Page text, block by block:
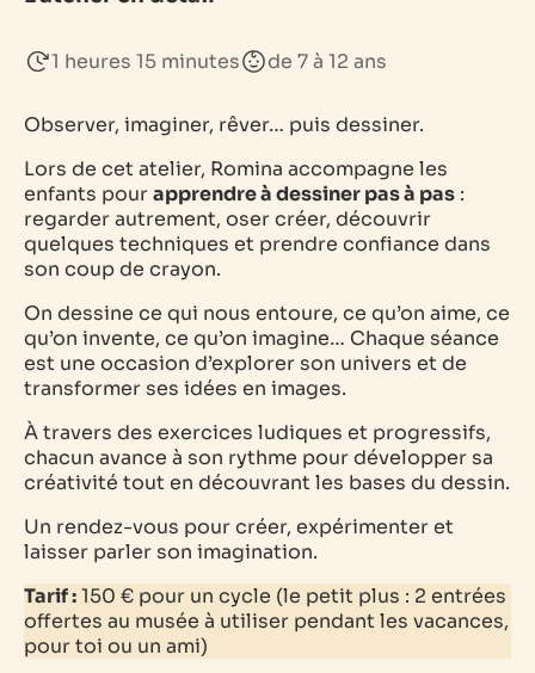
1 heures 15 minutes de 7 à 12 ans
Observer, imaginer, rêver… puis dessiner.
Lors de cet atelier, Romina accompagne les
enfants pourapprendre à dessiner pas à pas :
regarder autrement, oser créer, découvrir
quelques techniques et prendre confiance dans
son coup de crayon.
On dessine ce qui nous entoure, ce qu’on aime, ce
qu’on invente, ce qu’on imagine… Chaque séance
est une occasion d’explorer son univers et de
transformer ses idées en images.
À travers des exercices ludiques et progressifs,
chacun avance à son rythme pour développer sa
créativité tout en découvrant les bases du dessin.
Un rendez-vous pour créer, expérimenter et
laisser parler son imagination.
Tarif :150 € pour un cycle (le petit plus : 2 entrées
offertes au musée à utiliser pendant les vacances,
pour toi ou un ami)